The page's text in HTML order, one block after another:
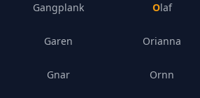
Gangplank
Garen
Gnar
Olaf
Orianna
Ornn